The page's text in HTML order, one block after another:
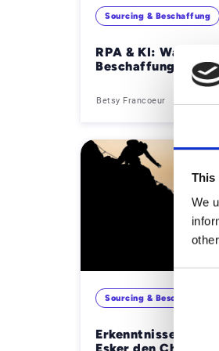
This
We
Selection
Sourcing & Beschaffung
RPA & KI: Warum
Beschaffung
Betsy Francoeur
Sourcing & Beschaffung
Erkenntnisse des
Esker den